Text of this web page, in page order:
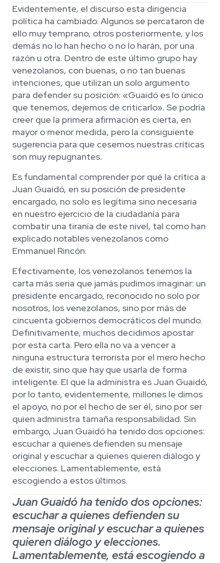
Evidentemente, el discurso esta dirigencia
política ha cambiado. Algunos se percataron de
ello muy temprano, otros posteriormente, y los
demás no lo han hecho o no lo harán, por una
razón u otra. Dentro de este último grupo hay
venezolanos, con buenas, o no tan buenas
intenciones, que utilizan un solo argumento
para defender su posición: «Guaidó es lo único
que tenemos, dejemos de criticarlo». Se podría
creer que la primera afirmación es cierta, en
mayor o menor medida, pero la consiguiente
sugerencia para que cesemos nuestras críticas
son muy repugnantes.
Es fundamental comprender por qué la crítica a
Juan Guaidó, en su posición de presidente
encargado, no solo es legítima sino necesaria
en nuestro ejercicio de la ciudadanía para
combatir una tiranía de este nivel, tal como han
explicado notables venezolanos como
Emmanuel Rincón.
Efectivamente, los venezolanos tenemos la
carta más seria que jamás pudimos imaginar: un
presidente encargado, reconocido no solo por
nosotros, los venezolanos, sino por más de
cincuenta gobiernos democráticos del mundo.
Definitivamente, muchos decidimos apostar
por esta carta. Pero ella no va a vencer a
ninguna estructura terrorista por el mero hecho
de existir, sino que hay que usarla de forma
inteligente. El que la administra es Juan Guaidó,
por lo tanto, evidentemente, millones le dimos
el apoyo, no por el hecho de ser él, sino por ser
quien administra tamaña responsabilidad. Sin
embargo, Juan Guaidó ha tenido dos opciones:
escuchar a quienes defienden su mensaje
original y escuchar a quienes quieren diálogo y
elecciones. Lamentablemente, está
escogiendo a estos últimos.
Juan Guaidó ha tenido dos opciones:
escuchar a quienes defienden su
mensaje original y escuchar a quienes
quieren diálogo y elecciones.
Lamentablemente, está escogiendo a